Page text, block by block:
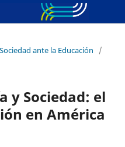
ante la Educación
/
y Sociedad: el
en América